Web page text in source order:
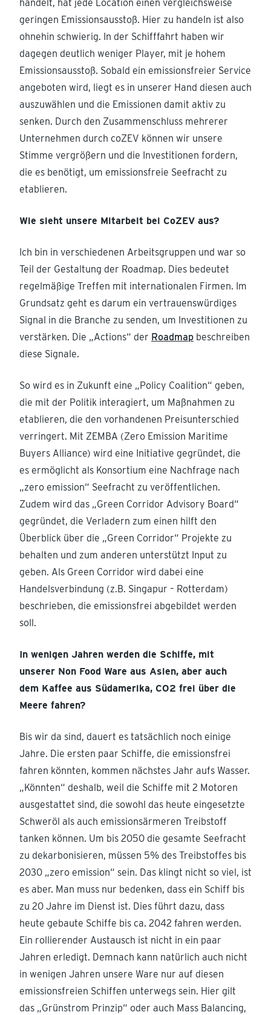
handelt, hat jede Location einen vergleichsweise
geringen Emissionsausstoß. Hier zu handeln ist also
ohnehin schwierig. In der Schifffahrt haben wir
dagegen deutlich weniger Player, mit je hohem
Emissionsausstoß. Sobald ein emissionsfreier Service
angeboten wird, liegt es in unserer Hand diesen auch
auszuwählen und die Emissionen damit aktiv zu
senken. Durch den Zusammenschluss mehrerer
Unternehmen durch coZEV können wir unsere
Stimme vergrößern und die Investitionen fordern,
die es benötigt, um emissionsfreie Seefracht zu
etablieren.
Wie sieht unsere Mitarbeit bei CoZEV aus?
Ich bin in verschiedenen Arbeitsgruppen und war so
Teil der Gestaltung der Roadmap. Dies bedeutet
regelmäßige Treffen mit internationalen Firmen. Im
Grundsatz geht es darum ein vertrauenswürdiges
Signal in die Branche zu senden, um Investitionen zu
verstärken. Die „Actions“ der Roadmap beschreiben
diese Signale.
So wird es in Zukunft eine „Policy Coalition“ geben,
die mit der Politik interagiert, um Maßnahmen zu
etablieren, die den vorhandenen Preisunterschied
verringert. Mit ZEMBA (Zero Emission Maritime
Buyers Alliance) wird eine Initiative gegründet, die
es ermöglicht als Konsortium eine Nachfrage nach
„zero emission“ Seefracht zu veröffentlichen.
Zudem wird das „Green Corridor Advisory Board“
gegründet, die Verladern zum einen hilft den
Überblick über die „Green Corridor“ Projekte zu
behalten und zum anderen unterstützt Input zu
geben. Als Green Corridor wird dabei eine
Handelsverbindung (z.B. Singapur – Rotterdam)
beschrieben, die emissionsfrei abgebildet werden
soll.
In wenigen Jahren werden die Schiffe, mit
unserer Non Food Ware aus Asien, aber auch
dem Kaffee aus Südamerika, CO2 frei über die
Meere fahren?
Bis wir da sind, dauert es tatsächlich noch einige
Jahre. Die ersten paar Schiffe, die emissionsfrei
fahren könnten, kommen nächstes Jahr aufs Wasser.
„Könnten“ deshalb, weil die Schiffe mit 2 Motoren
ausgestattet sind, die sowohl das heute eingesetzte
Schweröl als auch emissionsärmeren Treibstoff
tanken können. Um bis 2050 die gesamte Seefracht
zu dekarbonisieren, müssen 5% des Treibstoffes bis
2030 „zero emission“ sein. Das klingt nicht so viel, ist
es aber. Man muss nur bedenken, dass ein Schiff bis
zu 20 Jahre im Dienst ist. Dies führt dazu, dass
heute gebaute Schiffe bis ca. 2042 fahren werden.
Ein rollierender Austausch ist nicht in ein paar
Jahren erledigt. Demnach kann natürlich auch nicht
in wenigen Jahren unsere Ware nur auf diesen
emissionsfreien Schiffen unterwegs sein. Hier gilt
das „Grünstrom Prinzip“ oder auch Mass Balancing,